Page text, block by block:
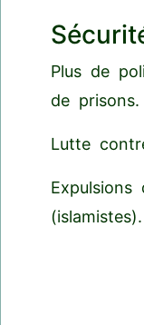
Plus de
de prisons.
Lutte
Expulsions
(islamistes).